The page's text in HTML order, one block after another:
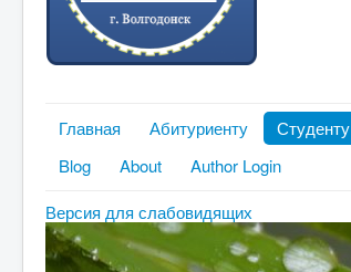
Главная Абитуриенту Студенту
Blog
About
Author Login
Версия для слабовидящих